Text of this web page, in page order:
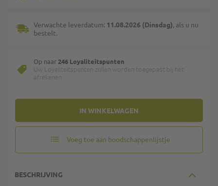
IN WINKELWAGEN
Verwachte leverdatum: 11.08.2026 (Dinsdag), als u nu
bestelt.
Op naar 246 Loyaliteitspunten
Uw Loyaliteitspunten zullen worden toegepast bij het
afrekenen.
Voeg toe aan boodschappenlijstje
BESCHRIJVING